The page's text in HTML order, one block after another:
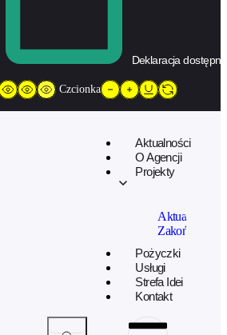
Deklaracja
Czcionka
Aktualności
O Agencji
Projekty
Aktualne
Zakończone
Pożyczki
Usługi
Strefa Idei
Kontakt